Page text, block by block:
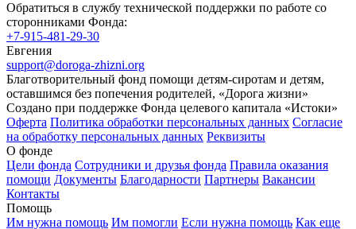
Обратиться в службу технической поддержки по работе со
сторонниками Фонда:
+7-915-481-29-30
Евгения
support@doroga-zhizni.org
Благотворительный фонд помощи детям-сиротам и детям,
оставшимся без попечения родителей, «Дорога жизни»
Создано при поддержке Фонда целевого капитала «Истоки»
Оферта Политика обработки персональных данных Согласие
на обработку персональных данных Реквизиты
О фонде
Цели фонда Сотрудники и друзья фонда Правила оказания
помощи Документы Благодарности Партнеры Вакансии
Контакты
Помощь
Им нужна помощь Им помогли Если нужна помощь Как еще